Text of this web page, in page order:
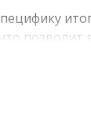
позволит
в